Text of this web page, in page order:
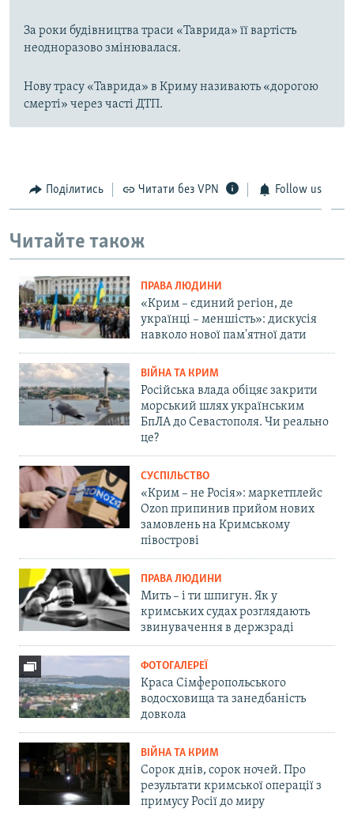
За роки будівництва траси «Таврида» її вартість
неодноразово змінювалася.
Нову трасу «Таврида» в Криму називають «дорогою
смерті» через часті ДТП.
Поділитись Читати без VPN Follow us
Читайте також
ПРАВА ЛЮДИНИ
«Крим – єдиний регіон, де
українці – меншість»: дискусія
навколо нової пам'ятної дати
ВІЙНА ТА КРИМ
Російська влада обіцяє закрити
морський шлях українським
БпЛА до Севастополя. Чи реально
це?
СУСПІЛЬСТВО
«Крим – не Росія»: маркетплейс
Ozon припинив прийом нових
замовлень на Кримському
півострові
ПРАВА ЛЮДИНИ
Мить – і ти шпигун. Як у
кримських судах розглядають
звинувачення в держзраді
ФОТОГАЛЕРЕЇ
Краса Сімферопольського
водосховища та занедбаність
довкола
ВІЙНА ТА КРИМ
Сорок днів, сорок ночей. Про
результати кримської операції з
примусу Росії до миру